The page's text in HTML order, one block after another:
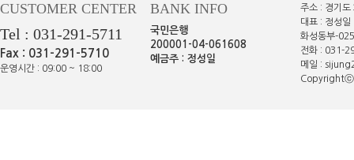
CUSTOMER CENTER
Tel : 031-291-5711
Fax : 031-291-5710
운영시간 : 09:00 ~ 18:00
BANK INFO
국민은행
200001-04-061608
예금주 : 정성일
주소 : 경기
대표 : 정성
화성동부-
전화 : 031-
메일 :